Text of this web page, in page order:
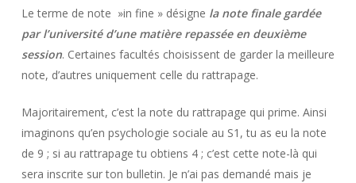
Le terme de note »in fine » désigne la note finale gardée
par l’université d’une matière repassée en deuxième
session. Certaines facultés choisissent de garder la meilleure
note, d’autres uniquement celle du rattrapage.
Majoritairement, c’est la note du rattrapage qui prime. Ainsi
imaginons qu’en psychologie sociale au S1, tu as eu la note
de 9 ; si au rattrapage tu obtiens 4 ; c’est cette note-là qui
sera inscrite sur ton bulletin. Je n’ai pas demandé mais je